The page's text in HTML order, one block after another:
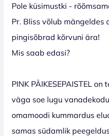
Pole küsimustki -
Pr. Bliss võlub mängeldes
pingisõbrad kõrvuni ära!
Mis saab edasi?
PINK PÄIKESEPAISTEL
väga soe lugu
omamoodi kummardus
samas südamlik